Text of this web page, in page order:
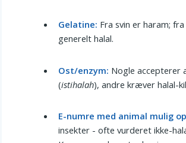
Gelatine: Fra svin er haram;
generelt halal.
Ost/enzym: Nogle accepterer
(istihalah), andre kræver halal-
E-numre med animal mulig
insekter - ofte vurderet ikke-